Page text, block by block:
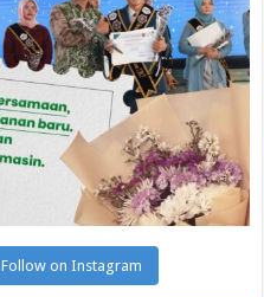
Follow on Instagram